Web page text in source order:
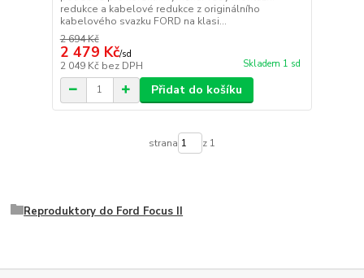
redukce a kabelové redukce z originálního
kabelového svazku FORD na klasi...
2 694 Kč
2 479 Kč/sd
2 049 Kč bez DPH Skladem 1 sd
Přidat do košíku
strana z 1
Reproduktory do Ford Focus II